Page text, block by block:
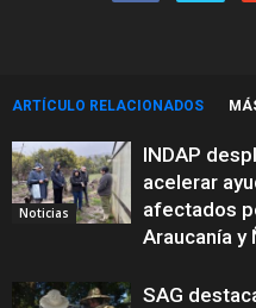
ARTÍCULO RELACIONADOS
Noticias
INDAP
acelerar
afectados
Araucanía y
SAG